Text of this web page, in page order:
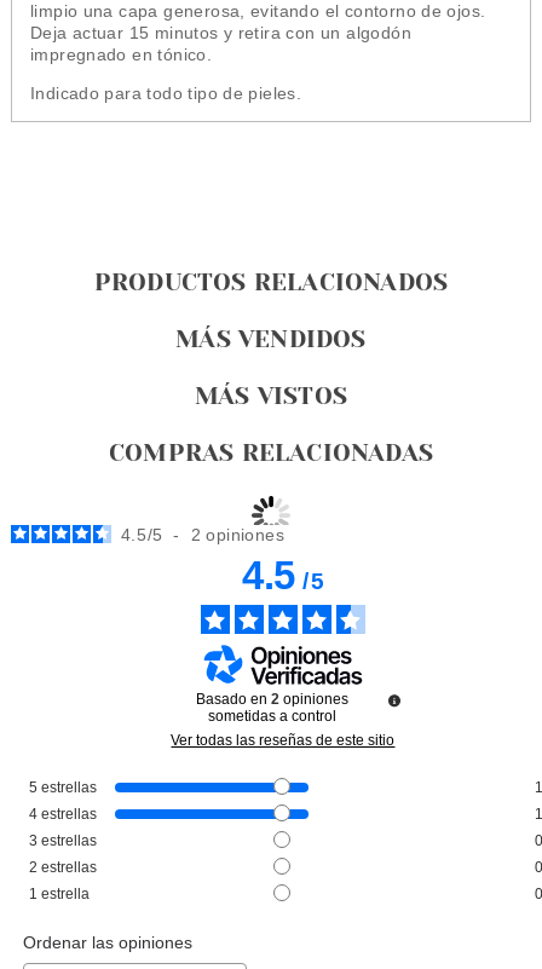
limpio una capa generosa, evitando el contorno de ojos.
Deja actuar 15 minutos y retira con un algodón
impregnado en tónico.
Indicado para todo tipo de pieles.
PRODUCTOS RELACIONADOS
MÁS VENDIDOS
MÁS VISTOS
COMPRAS RELACIONADAS
ANNE MOLLER
ANNE MOLLER STIMULAGE
CONTORNO DE OJOS
MINIMIZADOR DE ARRUGAS 15
ML
4.5/5 - 2opiniones
4.5/5
Basado en 2 opiniones
sometidas a control
Ver todas las reseñas de este sitio
5 estrellas
4 estrellas
3 estrellas
2 estrellas
1 estrella
Ordenar las opiniones